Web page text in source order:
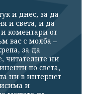
и днес, за да
и света, и да
коментари от
вас с молба –
за да
читателите ни
по света,
ни в интернет
и